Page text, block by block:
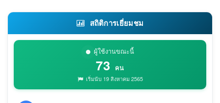
สถิติการเยี่ยมชม
ผู้ใช้งานขณะนี้
73 คน
เริ่มนับ 19 สิงหาคม 2565